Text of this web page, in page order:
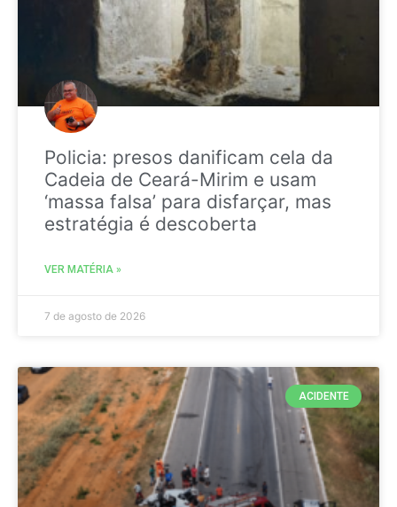
Policia: presos danificam cela da
Cadeia de Ceará-Mirim e usam
‘massa falsa’ para disfarçar, mas
estratégia é descoberta
VER MATÉRIA »
7 de agosto de 2026
ACIDENTE